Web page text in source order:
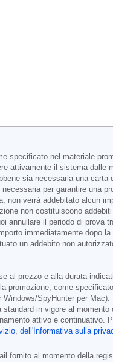
nel materiale
attivamente il sistema
sia necessaria una
per garantire una
verrà addebitato alcun
non costituiscono
annullare il periodo di
immediatamente dopo
un addebito non
al prezzo e alla durata
come
SpyHunter per
in vigore al
attivo e continuativo.
, dell'Informativa sulla
fornito al momento della